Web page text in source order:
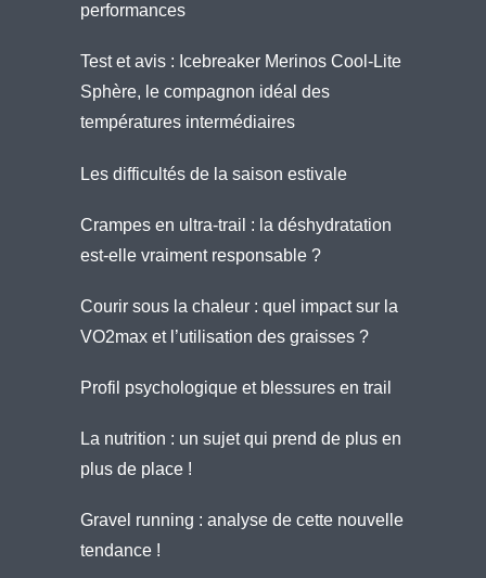
performances
Test et avis : Icebreaker Merinos Cool-Lite
Sphère, le compagnon idéal des
températures intermédiaires
Les difficultés de la saison estivale
Crampes en ultra-trail : la déshydratation
est-elle vraiment responsable ?
Courir sous la chaleur : quel impact sur la
VO2max et l’utilisation des graisses ?
Profil psychologique et blessures en trail
La nutrition : un sujet qui prend de plus en
plus de place !
Gravel running : analyse de cette nouvelle
tendance !